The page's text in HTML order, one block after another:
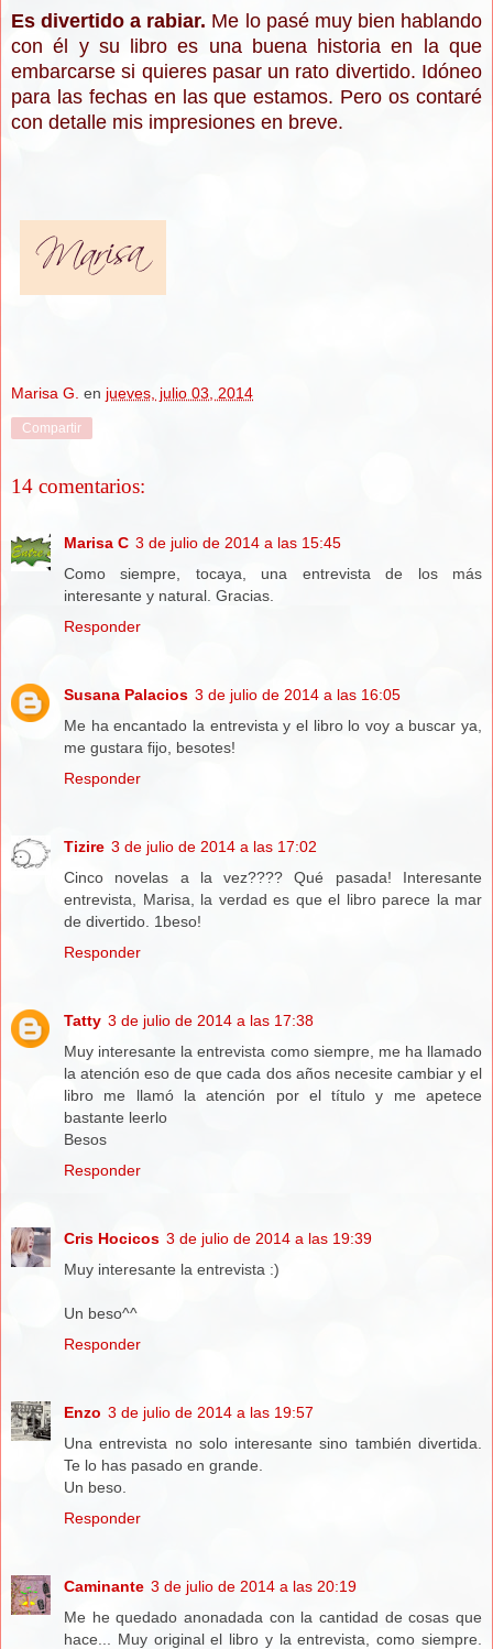
Es divertido a rabiar. Me lo pasé muy bien hablando
con él y su libro es una buena historia en la que
embarcarse si quieres pasar un rato divertido. Idóneo
para las fechas en las que estamos. Pero os contaré
con detalle mis impresiones en breve.
Marisa G. en jueves, julio 03, 2014
Compartir
14 comentarios:
Marisa C 3 de julio de 2014 a las 15:45
Como siempre, tocaya, una entrevista de los más
interesante y natural. Gracias.
Responder
Susana Palacios 3 de julio de 2014 a las 16:05
Me ha encantado la entrevista y el libro lo voy a buscar ya,
me gustara fijo, besotes!
Responder
Tizire 3 de julio de 2014 a las 17:02
Cinco novelas a la vez???? Qué pasada! Interesante
entrevista, Marisa, la verdad es que el libro parece la mar
de divertido. 1beso!
Responder
Tatty 3 de julio de 2014 a las 17:38
Muy interesante la entrevista como siempre, me ha llamado
la atención eso de que cada dos años necesite cambiar y el
libro me llamó la atención por el título y me apetece
bastante leerlo
Besos
Responder
Cris Hocicos 3 de julio de 2014 a las 19:39
Muy interesante la entrevista :)
Un beso^^
Responder
Enzo 3 de julio de 2014 a las 19:57
Una entrevista no solo interesante sino también divertida.
Te lo has pasado en grande.
Un beso.
Responder
Caminante 3 de julio de 2014 a las 20:19
Me he quedado anonadada con la cantidad de cosas que
hace... Muy original el libro y la entrevista, como siempre.